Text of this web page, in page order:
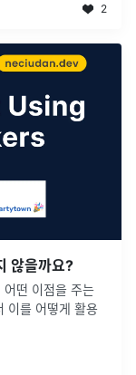
2
않을까요?
어떤 이점을 주는
이를 어떻게 활용